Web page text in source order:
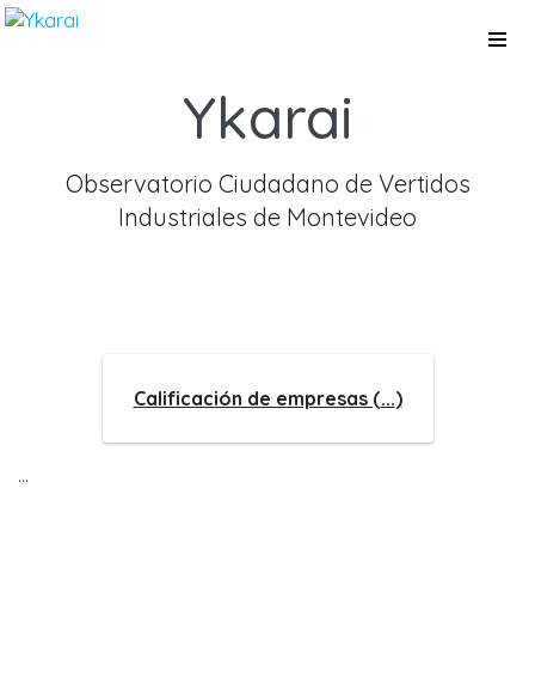
Pasar
Ykarai
Observatorio Ciudadano de Vertidos
Industriales de Montevideo
Calificación de empresas (...)
...